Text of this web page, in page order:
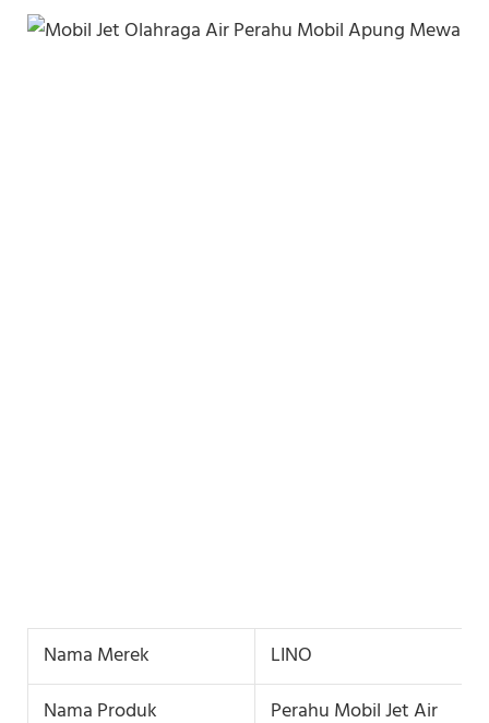
Nama Merek
LINO
Nama Produk
Perahu Mobil Jet Air